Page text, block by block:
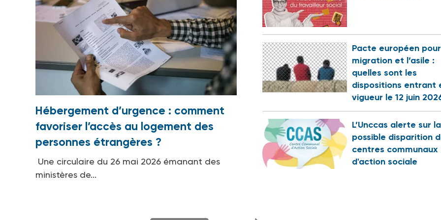
Hébergement d’urgence : comment
favoriser l’accès au logement des
personnes étrangères ?
Une circulaire du 26 mai 2026 émanant des
ministères de...
Pacte européen
migration et l’asile :
quelles sont les
dispositions entrant
vigueur le 12 juin
L’Unccas alerte sur la
possible disparition
centres communaux
d'action sociale